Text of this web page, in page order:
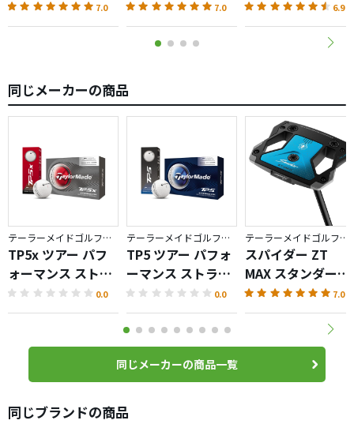
7.0 7.0 6.9
同じメーカーの商品
テーラーメイドゴルフ／TP5
TP5x ツアー パフ
ォーマンス ストラ
イプ ボール
0.0
テーラーメイドゴルフ／TP5
TP5 ツアー パフォ
ーマンス ストライ
プ ボール
0.0
テーラーメイドゴルフ／Spider ZT
スパイダー ZT
MAX スタンダード
パター
7.0
同じメーカーの商品一覧
同じブランドの商品